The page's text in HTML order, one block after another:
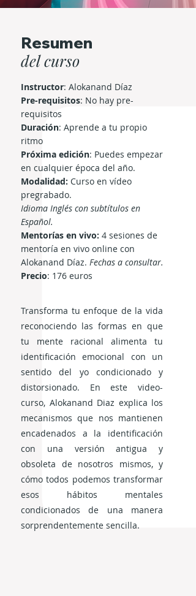
Alokanand Díaz
Resumen
del curso
Instructor: Alokanand Díaz
Pre-requisitos: No hay pre-
requisitos
Duración: Aprende a tu propio
ritmo
Próxima edición: Puedes empezar
en cualquier época del año.
Modalidad: Curso en vídeo
pregrabado.
Idioma Inglés con subtítulos en
Español.
Mentorías en vivo: 4 sesiones de
mentoría en vivo online con
Alokanand Díaz. Fechas a consultar.
Precio: 176 euros
Transforma tu enfoque de la vida
reconociendo las formas en que
tu mente racional alimenta tu
identificación emocional con un
sentido del yo condicionado y
distorsionado. En este video-
curso, Alokanand Diaz explica los
mecanismos que nos mantienen
encadenados a la identificación
con una versión antigua y
obsoleta de nosotros mismos, y
cómo todos podemos transformar
esos hábitos mentales
condicionados de una manera
sorprendentemente sencilla.